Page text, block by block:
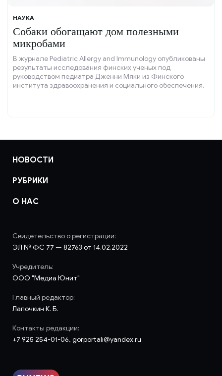
НАУКА
Собаки обогащают дом полезными
микробами
В журнале Pediatric Allergy and Immunology опубликованы
результаты исследования финских учёных под
руководством педиатра Дженни Мяки из Финского
института здравоохранения и социального обеспечения.
НОВОСТИ
РУБРИКИ
О НАС
Свидетельство о регистрации:
ЭЛ № ФС 77 — 82763 от 14.02.2022
Учредитель:
ООО "Медиа Юнит"
Главный редактор:
Лапочкин К. Б.
Контакты редакции:
+7 925 254-01-06, gorportali@yandex.ru